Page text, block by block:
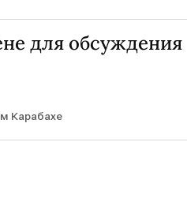
для обсуждения
Карабахе